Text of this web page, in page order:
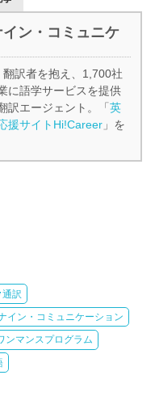
ン・コミュニケ
訳者を抱え、1,700社
に語学サービスを提供
訳エージェント。「英
援サイトHi!Career 」を
通訳
イン・コミュニケーション
ンマンスプログラム